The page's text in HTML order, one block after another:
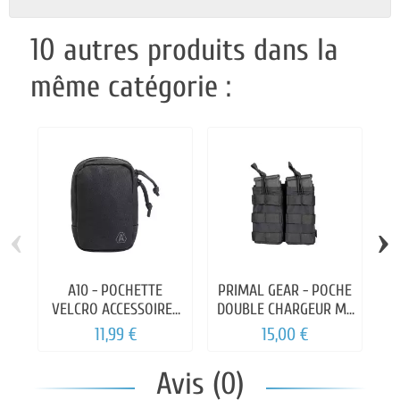
10 autres produits dans la
même catégorie :
A10 - POCHETTE
VELCRO ACCESSOIRES
DELTA NOIR
11,99 €
PRIMAL GEAR - POCHE
DOUBLE CHARGEUR M4
G36 AK
15,00 €
‹ ›
Avis (0)